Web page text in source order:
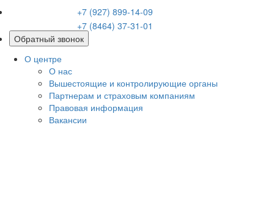
+7 (927) 899-14-09
+7 (8464) 37-31-01
Обратный звонок
О центре
О нас
Вышестоящие и контролирующие органы
Партнерам и страховым компаниям
Правовая информация
Вакансии